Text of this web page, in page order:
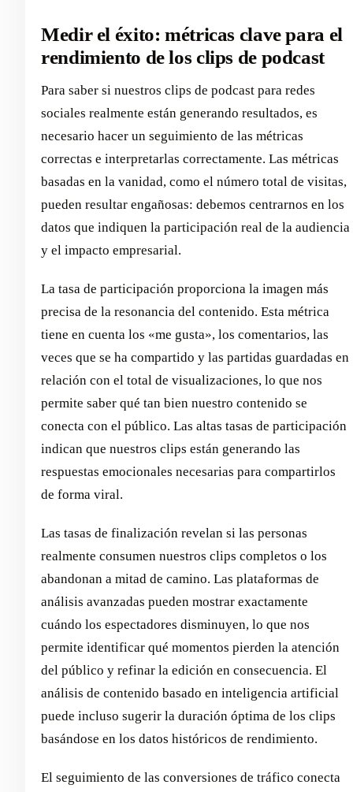
Medir el éxito: métricas clave para el
rendimiento de los clips de podcast
Para saber si nuestros clips de podcast para redes
sociales realmente están generando resultados, es
necesario hacer un seguimiento de las métricas
correctas e interpretarlas correctamente. Las métricas
basadas en la vanidad, como el número total de visitas,
pueden resultar engañosas: debemos centrarnos en los
datos que indiquen la participación real de la audiencia
y el impacto empresarial.
La tasa de participación proporciona la imagen más
precisa de la resonancia del contenido. Esta métrica
tiene en cuenta los «me gusta», los comentarios, las
veces que se ha compartido y las partidas guardadas en
relación con el total de visualizaciones, lo que nos
permite saber qué tan bien nuestro contenido se
conecta con el público. Las altas tasas de participación
indican que nuestros clips están generando las
respuestas emocionales necesarias para compartirlos
de forma viral.
Las tasas de finalización revelan si las personas
realmente consumen nuestros clips completos o los
abandonan a mitad de camino. Las plataformas de
análisis avanzadas pueden mostrar exactamente
cuándo los espectadores disminuyen, lo que nos
permite identificar qué momentos pierden la atención
del público y refinar la edición en consecuencia. El
análisis de contenido basado en inteligencia artificial
puede incluso sugerir la duración óptima de los clips
basándose en los datos históricos de rendimiento.
El seguimiento de las conversiones de tráfico conecta